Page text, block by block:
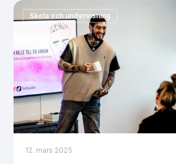
12. mars 2025
Skola och undervisning